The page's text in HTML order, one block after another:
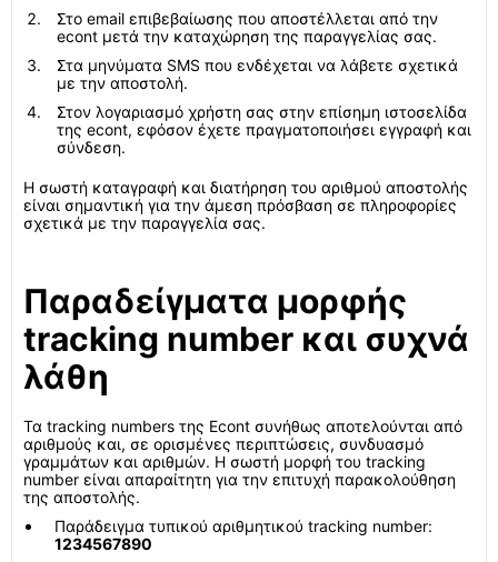
Στο email επιβεβαίωσης που αποστέλλεται από την
econt μετά την καταχώρηση της παραγγελίας σας.
Στα μηνύματα SMS που ενδέχεται να λάβετε σχετικά
με την αποστολή.
Στον λογαριασμό χρήστη σας στην επίσημη ιστοσελίδα
της econt, εφόσον έχετε πραγματοποιήσει εγγραφή και
σύνδεση.
Η σωστή καταγραφή και διατήρηση του αριθμού αποστολής
είναι σημαντική για την άμεση πρόσβαση σε πληροφορίες
σχετικά με την παραγγελία σας.
Παραδείγματα μορφής
tracking number και συχνά
λάθη
Τα tracking numbers της Econt συνήθως αποτελούνται από
αριθμούς και, σε ορισμένες περιπτώσεις, συνδυασμό
γραμμάτων και αριθμών. Η σωστή μορφή του tracking
number είναι απαραίτητη για την επιτυχή παρακολούθηση
της αποστολής.
Παράδειγμα τυπικού αριθμητικού tracking number:
1234567890